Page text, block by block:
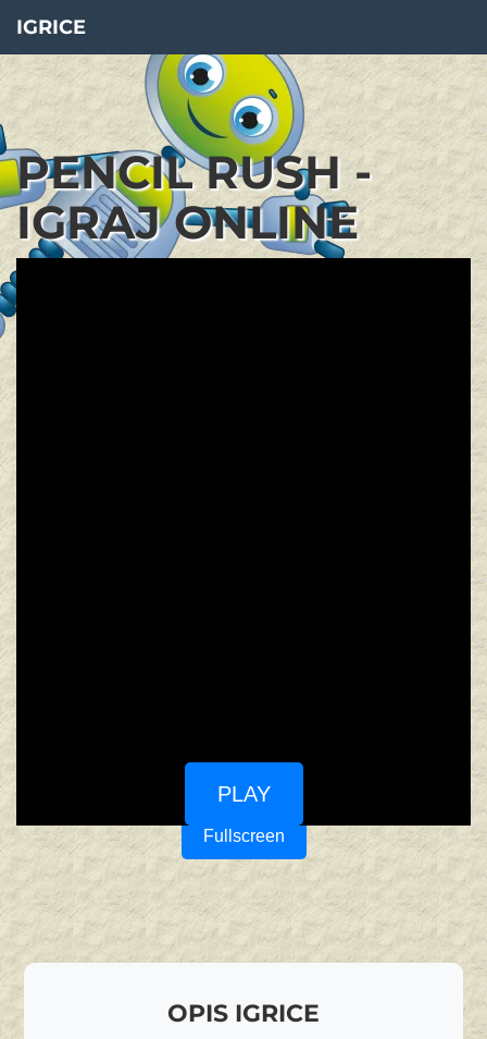
IGRICE
PENCIL RUSH -
IGRAJ ONLINE
PLAY
Fullscreen
OPIS IGRICE